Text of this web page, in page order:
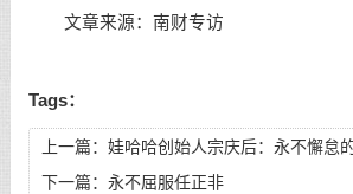
文章来源：南财专访
Tags：
上一篇： 娃哈哈创始人宗庆后：永不懈怠
下一篇： 永不屈服任正非